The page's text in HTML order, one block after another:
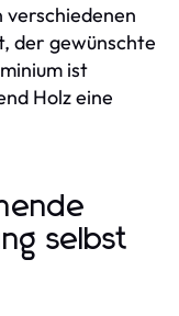
verschiedenen
der gewünschte
ist
Holz eine
selbst